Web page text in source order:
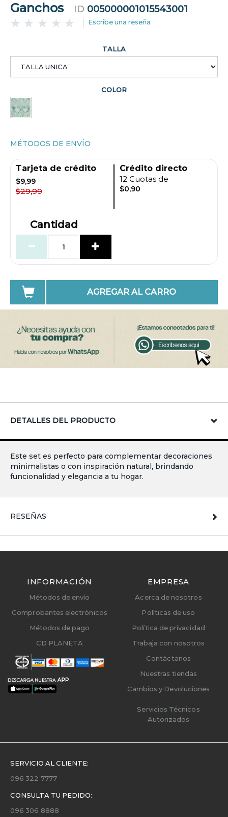
Ganchos
ID 005000001015543001
Escribe una reseña
TALLA
COLOR
MÉTODOS DE ENVÍO
Tarjeta de crédito
$9,99
$29,99
Crédito directo
12 Cuotas de
$0,90
Cantidad
AGREGAR AL CARRO
DETALLES DEL PRODUCTO
Este set es perfecto para complementar decoraciones
minimalistas o con inspiración natural, brindando
funcionalidad y elegancia a tu hogar.
RESEÑAS
INFORMACIÓN
Métodos de envío
Comprobantes electrónicos
Métodos de pago
CD PLANETA
EMPRESA
Acerca de nosotros
Políticas de uso
Política de privacidad
Trabaja con nosotros
Contáctanos
Nuestras tiendas
Cambios y Devoluciones
Servicios Técnicos
Autorizados
SERVICIO AL CLIENTE:
096 322 7777
CONSULTA TU PEDIDO:
096 306 8888